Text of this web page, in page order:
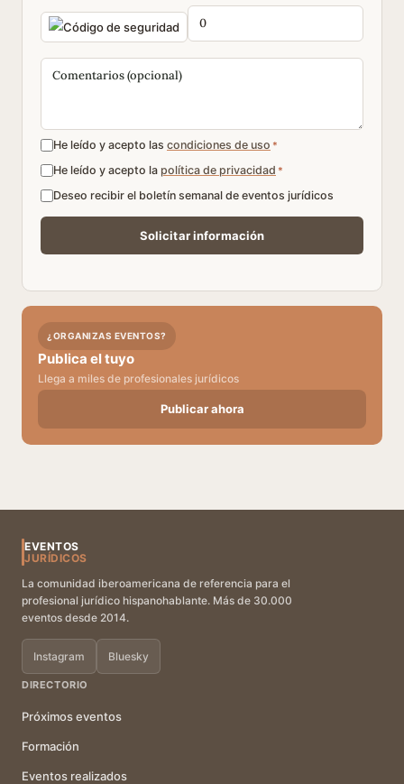
He leído y acepto las condiciones de uso *
He leído y acepto la política de privacidad *
Deseo recibir el boletín semanal de eventos jurídicos
¿ORGANIZAS EVENTOS?
Publica el tuyo
Llega a miles de profesionales jurídicos
Publicar ahora
EVENTOS
JURÍDICOS
La comunidad iberoamericana de referencia para el
profesional jurídico hispanohablante. Más de 30.000
eventos desde 2014.
Instagram Bluesky
DIRECTORIO
Próximos eventos
Formación
Eventos realizados